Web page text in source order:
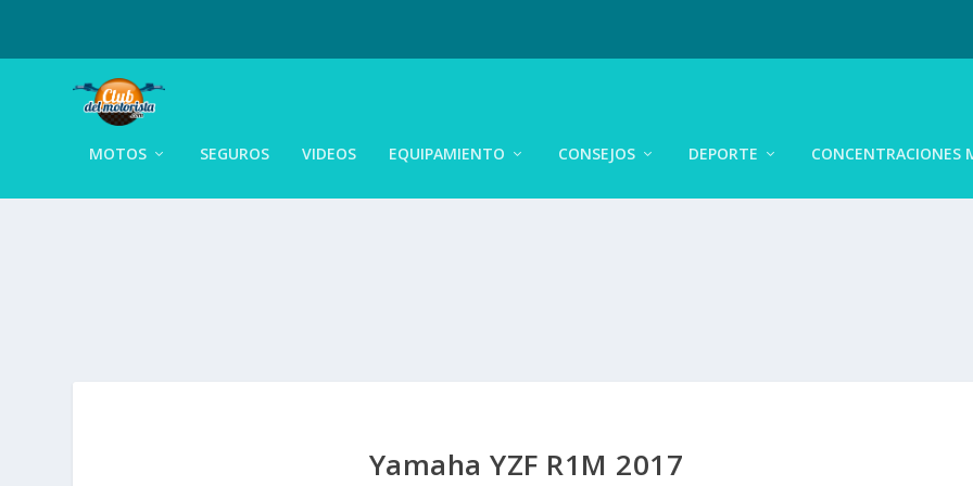
MOTOS SEGUROS VIDEOS EQUIPAMIENTO CONSEJOS DEPORTE CONCENTRACIONES
Yamaha YZF R1M 2017